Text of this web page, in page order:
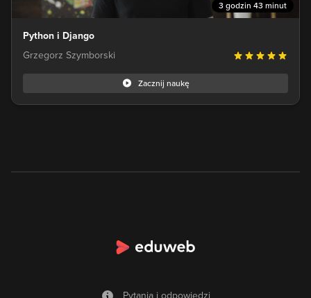
3 godzin 43 minut
Python i Django
Grzegorz Szymborski
Zacznij naukę
Pytania i odpowiedzi